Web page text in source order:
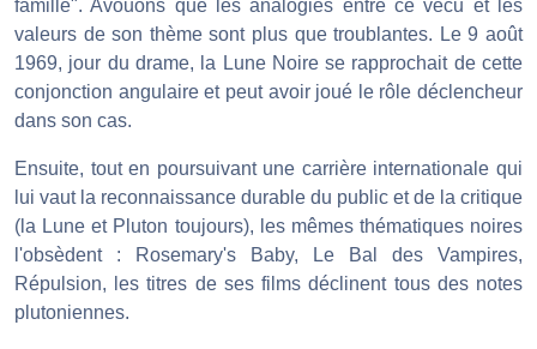
famille". Avouons que les analogies entre ce vécu et les
valeurs de son thème sont plus que troublantes. Le 9 août
1969, jour du drame, la Lune Noire se rapprochait de cette
conjonction angulaire et peut avoir joué le rôle déclencheur
dans son cas.
Ensuite, tout en poursuivant une carrière internationale qui
lui vaut la reconnaissance durable du public et de la critique
(la Lune et Pluton toujours), les mêmes thématiques noires
l'obsèdent : Rosemary's Baby, Le Bal des Vampires,
Répulsion, les titres de ses films déclinent tous des notes
plutoniennes.